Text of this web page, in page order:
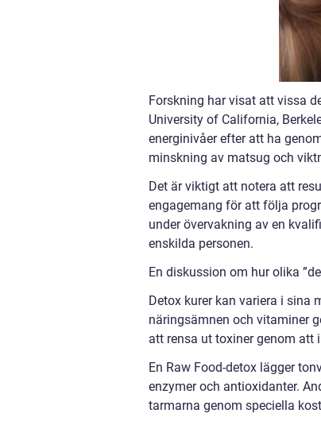
Forskning har visat att vissa
University of California,
energinivåer efter att ha
minskning av matsug och
Det är viktigt att notera att
engagemang för att följa
under övervakning av en
enskilda personen.
En diskussion om hur olika
Detox kurer kan variera i sina
näringsämnen och vitaminer
att rensa ut toxiner genom att
En Raw Food-detox lägger
enzymer och antioxidanter.
tarmarna genom speciella